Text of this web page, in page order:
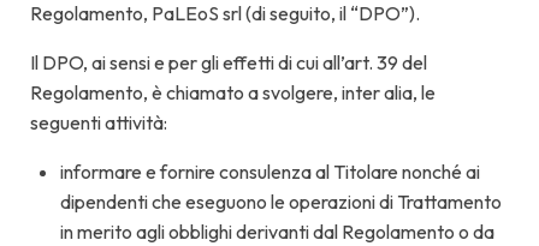
Regolamento, PaLEoS srl (di seguito, il “DPO”).
Il DPO, ai sensi e per gli effetti di cui all’art. 39 del
Regolamento, è chiamato a svolgere, inter alia, le
seguenti attività:
informare e fornire consulenza al Titolare nonché ai
dipendenti che eseguono le operazioni di Trattamento
in merito agli obblighi derivanti dal Regolamento o da